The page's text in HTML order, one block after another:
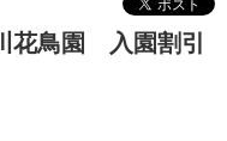
花鳥園 入園割引